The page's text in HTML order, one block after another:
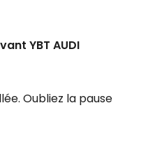
YBT AUDI
Oubliez la pause